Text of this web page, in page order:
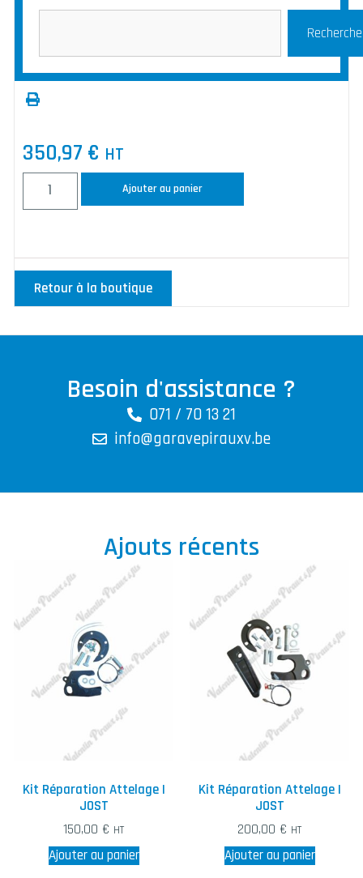
350,97 € HT
Ajouter au panier
Retour à la boutique
Besoin d'assistance ?
071 / 70 13 21
info@garavepirauxv.be
Ajouts récents
Kit Réparation Attelage |
JOST
150,00 € HT
Ajouter au panier
Kit Réparation Attelage |
JOST
200,00 € HT
Ajouter au panier